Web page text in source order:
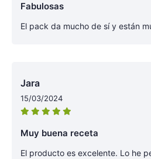
Fabulosas
El pack da mucho de sí y están
Jara
15/03/2024
Muy buena receta
El producto es excelente. Lo he